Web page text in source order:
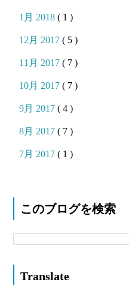
1月 2018( 1 )
12月 2017( 5 )
11月 2017( 7 )
10月 2017( 7 )
9月 2017( 4 )
8月 2017( 7 )
7月 2017( 1 )
このブログを検索
Translate